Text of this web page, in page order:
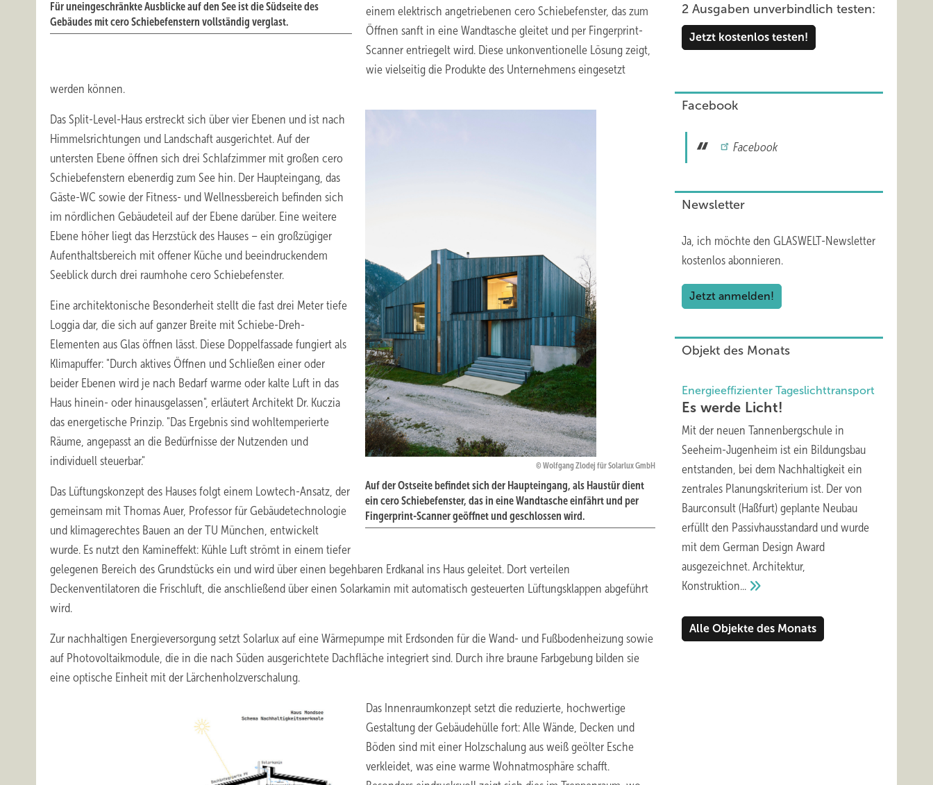
Für uneingeschränkte Ausblicke auf den See ist die Südseite des
Gebäudes mit cero Schiebefenstern vollständig verglast.
einem elektrisch angetriebenen cero Schiebefenster, das zum
Öffnen sanft in eine Wandtasche gleitet und per Fingerprint-
Scanner entriegelt wird. Diese unkonventionelle Lösung zeigt,
wie vielseitig die Produkte des Unternehmens eingesetzt
werden können.
Wolfgang Zlodej für Solarlux GmbH
Auf der Ostseite befindet sich der Haupteingang, als Haustür dient
ein cero Schiebefenster, das in eine Wandtasche einfährt und per
Fingerprint-Scanner geöffnet und geschlossen wird.
Das Split-Level-Haus erstreckt sich über vier Ebenen und ist nach
Himmelsrichtungen und Landschaft ausgerichtet. Auf der
untersten Ebene öffnen sich drei Schlafzimmer mit großen cero
Schiebefenstern ebenerdig zum See hin. Der Haupteingang, das
Gäste-WC sowie der Fitness- und Wellnessbereich befinden sich
im nördlichen Gebäudeteil auf der Ebene darüber. Eine weitere
Ebene höher liegt das Herzstück des Hauses – ein großzügiger
Aufenthaltsbereich mit offener Küche und beeindruckendem
Seeblick durch drei raumhohe cero Schiebefenster.
Eine architektonische Besonderheit stellt die fast drei Meter tiefe
Loggia dar, die sich auf ganzer Breite mit Schiebe-Dreh-
Elementen aus Glas öffnen lässt. Diese Doppelfassade fungiert als
Klimapuffer: "Durch aktives Öffnen und Schließen einer oder
beider Ebenen wird je nach Bedarf warme oder kalte Luft in das
Haus hinein- oder hinausgelassen", erläutert Architekt Dr. Kuczia
das energetische Prinzip. "Das Ergebnis sind wohltemperierte
Räume, angepasst an die Bedürfnisse der Nutzenden und
individuell steuerbar."
Das Lüftungskonzept des Hauses folgt einem Lowtech-Ansatz, der
gemeinsam mit Thomas Auer, Professor für Gebäudetechnologie
und klimagerechtes Bauen an der TU München, entwickelt
wurde. Es nutzt den Kamineffekt: Kühle Luft strömt in einem tiefer
gelegenen Bereich des Grundstücks ein und wird über einen begehbaren Erdkanal ins Haus geleitet. Dort verteilen
Deckenventilatoren die Frischluft, die anschließend über einen Solarkamin mit automatisch gesteuerten Lüftungsklappen abgeführt
wird.
Zur nachhaltigen Energieversorgung setzt Solarlux auf eine Wärmepumpe mit Erdsonden für die Wand- und Fußbodenheizung sowie
auf Photovoltaikmodule, die in die nach Süden ausgerichtete Dachfläche integriert sind. Durch ihre braune Farbgebung bilden sie
eine optische Einheit mit der Lärchenholzverschalung.
Das Innenraumkonzept setzt die reduzierte, hochwertige
Gestaltung der Gebäudehülle fort: Alle Wände, Decken und
Böden sind mit einer Holzschalung aus weiß geölter Esche
verkleidet, was eine warme Wohnatmosphäre schafft.
2 Ausgaben unverbindlich testen:
Jetzt kostenlos testen!
Facebook
Facebook
Newsletter
Ja, ich möchte den GLASWELT-Newsletter
kostenlos abonnieren.
Jetzt anmelden!
Objekt des Monats
Energieeffizienter Tageslichttransport
Es werde Licht!
Mit der neuen Tannenbergschule in
Seeheim-Jugenheim ist ein Bildungsbau
entstanden, bei dem Nachhaltigkeit ein
zentrales Planungskriterium ist. Der von
Baurconsult (Haßfurt) geplante Neubau
erfüllt den Passivhausstandard und wurde
mit dem German Design Award
ausgezeichnet. Architektur,
Konstruktion...
Alle Objekte des Monats